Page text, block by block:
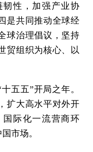
性，加强产业协
是共同推动全球经
球治理倡议，坚持
贸组织为核心、以
五五”开局之年。
扩大高水平对外开
际化一流营商环
市场。